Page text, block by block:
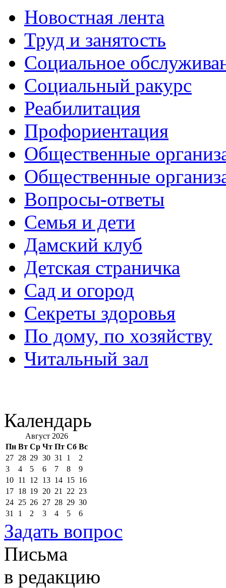
Новостная лента
Труд и занятость
Социальное
Социальный ракурс
Реабилитация
Профориентация
Общественные
Общественные
Вопросы-ответы
Семья и дети
Дамский клуб
Детская страничка
Сад и огород
Секреты здоровья
По дому, по хозяйству
Читальный зал
Календарь
Август 2026
Пн Вт Ср Чт Пт Сб Вс
27 28 29 30 31 1
2
3
4 5 6 7 8
9
10 11 12 13 14 15 16
17 18 19 20 21 22 23
24 25 26 27 28 29 30
31
1 2 3 4 5 6
Задать вопрос
Письма
в редакцию